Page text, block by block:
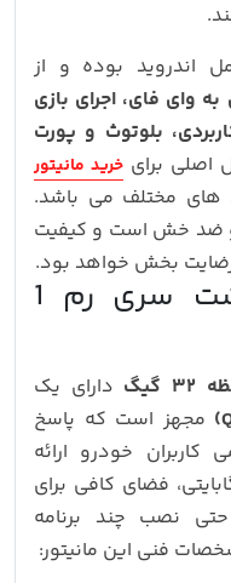
اندروید بوده و از
وای‌ فای، اجرای بازی‌
بلوتوث و پورت
اصلی برایخرید مانیتور
های مختلف می باشد.
لمسی و ضد‌ خش است و کیفیت
بخش خواهد بود.
مشخصات مانیتور پشت سری رم 1
دارای یک
مجهز است که پاسخ‌
خودرو ارائه
حافظه داخلی ۳۲ گیگابایتی، فضای کافی برای
نصب چند برنامه
فنی این مانیتور: